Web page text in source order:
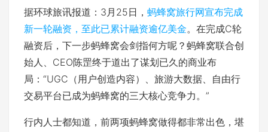
据环球旅讯报道：3月25日， 蚂蜂窝旅行网宣布完成
新一轮融资，至此已累计融资逾亿美金。在完成C轮
融资后，下一步蚂蜂窝会剑指何方呢？蚂蜂窝联合创
始人、CEO陈罡终于道出了谋划已久的商业布
局：“UGC（用户创造内容）、旅游大数据、自由行
交易平台已成为蚂蜂窝的三大核心竞争力。”
行内人士都知道，前两项蚂蜂窝做得都非常出色，堪